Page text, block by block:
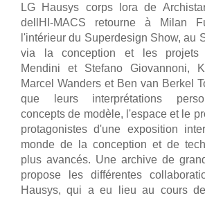
LG Hausys corps lora de
dellHI-MACS retourne à Milan
l'intérieur du Superdesign Show, au
via la conception et les projets
Mendini et Stefano Giovannoni,
Marcel Wanders et Ben van Berkel
que leurs interprétations
concepts de modèle, l'espace et le
protagonistes d'une exposition
monde de la conception et de
plus avancés. Une archive de
propose les différentes
Hausys, qui a eu lieu au cours